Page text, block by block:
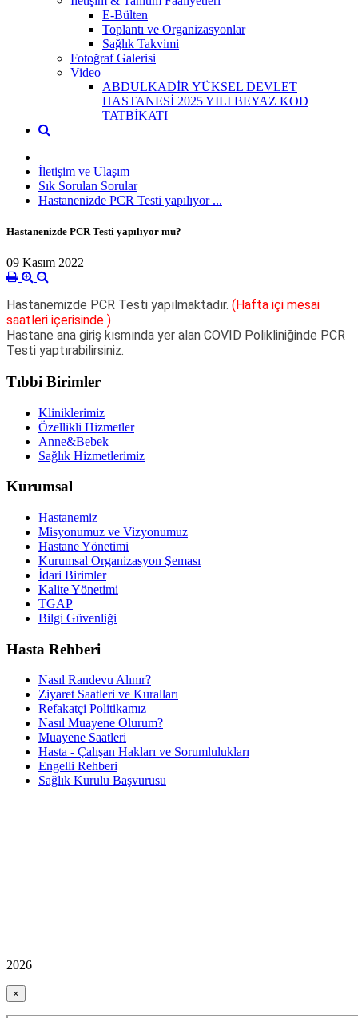
E-Bülten
Toplantı ve Organizasyonlar
Sağlık Takvimi
Fotoğraf Galerisi
Video
ABDULKADİR YÜKSEL DEVLET
HASTANESİ 2025 YILI BEYAZ KOD
TATBİKATI
İletişim ve Ulaşım
Sık Sorulan Sorular
Hastanenizde PCR Testi yapılıyor ...
Hastanenizde PCR Testi yapılıyor mu?
09 Kasım 2022
Hastanemizde PCR Testi yapılmaktadır. (Hafta içi mesai
saatleri içerisinde )
Hastane ana giriş kısmında yer alan COVID Polikliniğinde PCR
Testi yaptırabilirsiniz.
Tıbbi Birimler
Kliniklerimiz
Özellikli Hizmetler
Anne&Bebek
Sağlık Hizmetlerimiz
Kurumsal
Hastanemiz
Misyonumuz ve Vizyonumuz
Hastane Yönetimi
Kurumsal Organizasyon Şeması
İdari Birimler
Kalite Yönetimi
TGAP
Bilgi Güvenliği
Hasta Rehberi
Nasıl Randevu Alınır?
Ziyaret Saatleri ve Kuralları
Refakatçi Politikamız
Nasıl Muayene Olurum?
Muayene Saatleri
Hasta - Çalışan Hakları ve Sorumlulukları
Engelli Rehberi
Sağlık Kurulu Başvurusu
2026
×